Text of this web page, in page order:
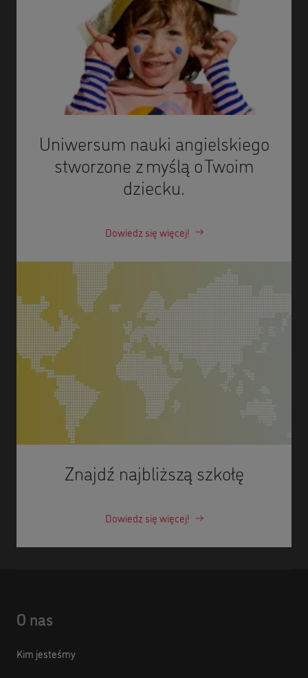
Uniwersum nauki angielskiego
stworzone z myślą o Twoim
dziecku.
Dowiedz się więcej!
Znajdź najbliższą szkołę
Dowiedz się więcej!
O nas
Kim jesteśmy